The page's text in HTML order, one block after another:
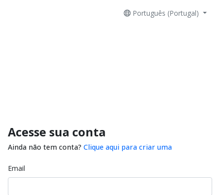
Português (Portugal)
Acesse sua conta
Ainda não tem conta? Clique aqui para criar uma
Email